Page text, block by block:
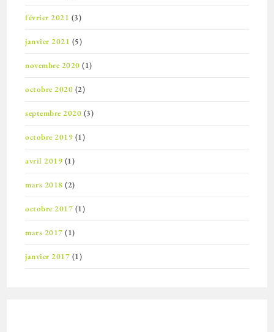
février 2021 (3)
janvier 2021 (5)
novembre 2020 (1)
octobre 2020 (2)
septembre 2020 (3)
octobre 2019 (1)
avril 2019 (1)
mars 2018 (2)
octobre 2017 (1)
mars 2017 (1)
janvier 2017 (1)